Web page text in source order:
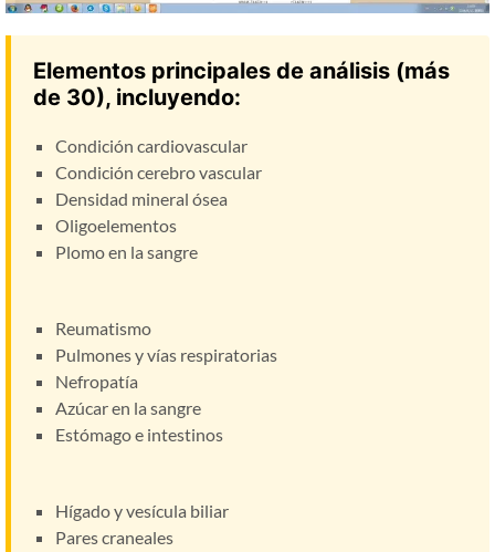
Elementos principales de análisis (más
de 30), incluyendo:
Condición cardiovascular
Condición cerebro vascular
Densidad mineral ósea
Oligoelementos
Plomo en la sangre
Reumatismo
Pulmones y vías respiratorias
Nefropatía
Azúcar en la sangre
Estómago e intestinos
Hígado y vesícula biliar
Pares craneales